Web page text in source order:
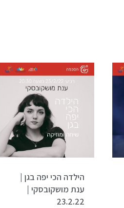
הילדה הכי יפה בגן |
ענת מושקובסקי |
23.2.22